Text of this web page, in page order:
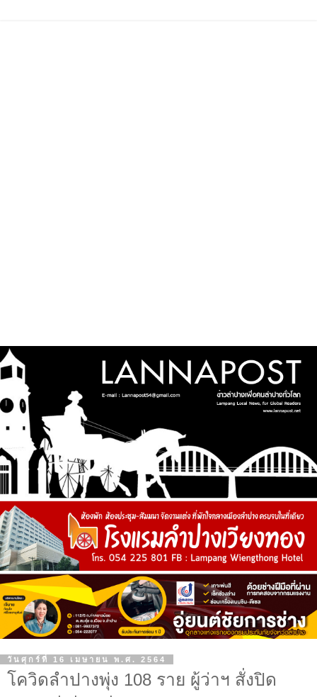
วันศุกร์ที่ 16 เมษายน พ.ศ. 2564
โควิดลำปางพุ่ง 108 ราย ผู้ว่าฯ สั่งปิด